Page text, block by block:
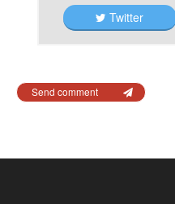
Twitter
Send comment